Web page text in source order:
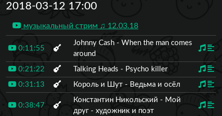
2018-03-12 17:00
музыкальный стрим ♫ 12.03.18
0:11:55
Johnny Cash - When the man comes
around
0:21:22 Talking Heads - Psycho killer
0:31:13 Король и Шут - Ведьма и осёл
0:38:47
Константин Никольский - Мой
друг - художник и поэт